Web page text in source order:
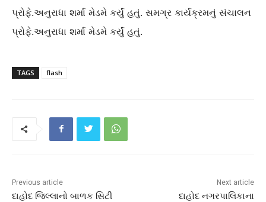
પ્રોફે.અનુરાધા શર્મા મેડમે કર્યું હતું. સમગ્ર કાર્યક્રમનું સંચાલન
પ્રોફે.અનુરાધા શર્મા મેડમે કર્યું હતું.
TAGS flash
Previous article
દાહોદ જિલ્લાનો બાળક સિટી
Next article
દાહોદ નગરપાલિકાના